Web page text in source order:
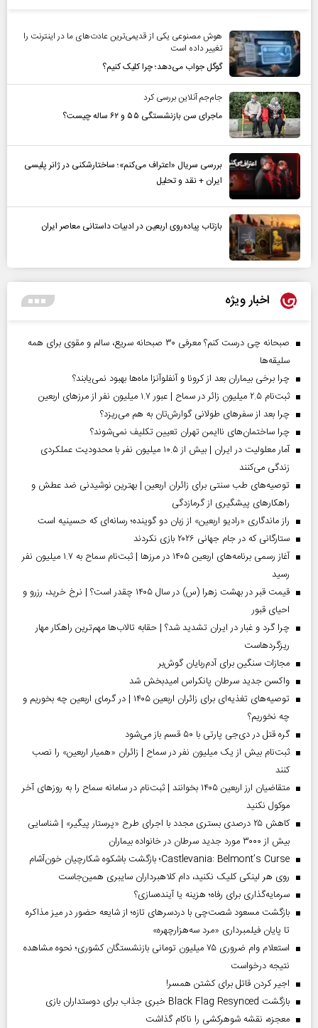
هوش مصنوعی یکی از قدیمی‌ترین عادت‌های ما در اینترنت را
تغییر داده است
گوگل جواب می‌دهد؛ چرا کلیک کنیم؟
جام‌جم آنلاین بررسی کرد
ماجرای سن بازنشستگی ۵۵ و ۶۲ ساله چیست؟
بررسی سریال «اعتراف می‌کنم»؛ ساختارشکنی در ژانر پلیسی
ایران + نقد و تحلیل
بازتاب پیاده‌روی اربعین در ادبیات داستانی معاصر ایران
اخبار ویژه
صبحانه چی درست کنم؟ معرفی ۳۰ صبحانه سریع، سالم و مقوی برای همه
سلیقه‌ها
چرا برخی بیماران بعد از کرونا و آنفلوآنزا ماه‌ها بهبود نمی‌یابند؟
ثبت‌نام ۲.۵ میلیون زائر در سماح | عبور ۱.۷ میلیون نفر از مرز‌های اربعین
چرا بعد از سفرهای طولانی گوارش‌تان به هم می‌ریزد؟
چرا ساختمان‌های ناایمن تهران تعیین تکلیف نمی‌شوند؟
آمار معلولیت در ایران | بیش از ۱۰.۵ میلیون نفر با محدودیت عملکردی
زندگی می‌کنند
توصیه‌های طب سنتی برای زائران اربعین | بهترین نوشیدنی ضد عطش و
راهکارهای پیشگیری از گرمازدگی
راز ماندگاری «رادیو اربعین» از زبان دو گوینده؛ رسانه‌ای که حسینیه است
ستارگانی که در جام جهانی ۲۰۲۶ بازی نکردند
آغاز رسمی برنامه‌های اربعین ۱۴۰۵ در مرز‌ها | ثبت‌نام سماح به ۱.۷ میلیون نفر
رسید
قیمت قبر در بهشت زهرا (س) در سال ۱۴۰۵ چقدر است؟ | نرخ خرید، رزرو و
احیای قبور
چرا گرد و غبار در ایران تشدید شد؟ | حقابه تالاب‌ها مهم‌ترین راهکار مهار
ریزگردهاست
مجازات سنگین برای آدم‌ربایان گوش‌بر
واکسن جدید سرطان پانکراس امیدبخش شد
توصیه‌های تغذیه‌ای برای زائران اربعین ۱۴۰۵ | در گرمای اربعین چه بخوریم و
چه نخوریم؟
گره قتل در دی‌جی پارتی با ۵۰ قسم باز می‌شود
ثبت‌نام بیش از یک میلیون نفر در سماح | زائران «همیار اربعین» را نصب
کنند
متقاضیان ارز اربعین ۱۴۰۵ بخوانند | ثبت‌نام در سامانه سماح را به روز‌های آخر
موکول نکنید
کاهش ۲۵ درصدی بستری مجدد با اجرای طرح «پرستار پیگیر» | شناسایی
بیش از ۳۰۰۰ مورد جدید سرطان در خانواده بیماران
Castlevania: Belmont’s Curse؛ بازگشت باشکوه شکارچیان خون‌آشام
روی هر لینکی کلیک نکنید، دام کلاهبرداران سایبری همین‌جاست
سرمایه‌گذاری برای رفاه؛ هزینه یا آینده‌سازی؟
بازگشت مسعود شصت‌چی با دردسر‌های تازه؛ از شایعه حضور در میز مذاکره
تا پایان فیلمبرداری «مرد سه‌هزارچهره»
استعلام وام ضروری ۷۵ میلیون تومانی بازنشستگان کشوری؛ نحوه مشاهده
نتیجه درخواست
اجیر کردن قاتل برای کشتن همسر!
بازگشت Black Flag Resynced خبری جذاب برای دوستداران بازی
معجزه، نقشه شوهرکشی را ناکام گذاشت